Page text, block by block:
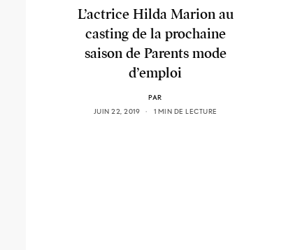
L’actrice Hilda Marion au
casting de la prochaine
saison de Parents mode
d’emploi
PAR
JUIN 22, 2019
1 MIN DE LECTURE